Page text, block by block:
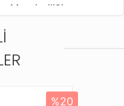
Mısır işçiliği
Çiftli ve Tekli Çekime
Standart Tesbih İpi
%20